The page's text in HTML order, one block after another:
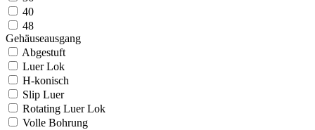
40
48
Gehäuseausgang
Abgestuft
Luer Lok
H-konisch
Slip Luer
Rotating Luer Lok
Volle Bohrung